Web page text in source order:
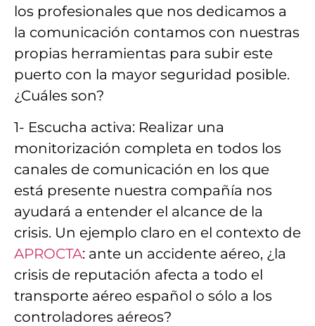
los profesionales que nos dedicamos a
la comunicación contamos con nuestras
propias herramientas para subir este
puerto con la mayor seguridad posible.
¿Cuáles son?
1- Escucha activa: Realizar una
monitorización completa en todos los
canales de comunicación en los que
está presente nuestra compañía nos
ayudará a entender el alcance de la
crisis. Un ejemplo claro en el contexto de
APROCTA: ante un accidente aéreo, ¿la
crisis de reputación afecta a todo el
transporte aéreo español o sólo a los
controladores aéreos?